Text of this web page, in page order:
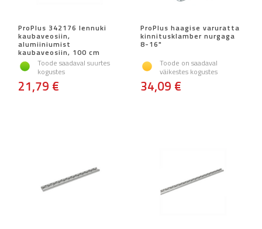
ProPlus 342176 lennuki
kaubaveosiin,
alumiiniumist
kaubaveosiin, 100 cm
Toode saadaval suurtes
kogustes
21,79 €
ProPlus haagise varuratta
kinnitusklamber nurgaga
8-16"
Toode on saadaval
väikestes kogustes
34,09 €